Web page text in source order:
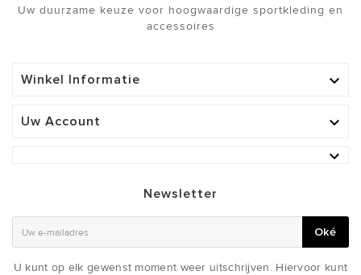
Uw duurzame keuze voor hoogwaardige sportkleding en
accessoires
Winkel Informatie 
Uw Account


Newsletter
Oké
U kunt op elk gewenst moment weer uitschrijven. Hiervoor kunt